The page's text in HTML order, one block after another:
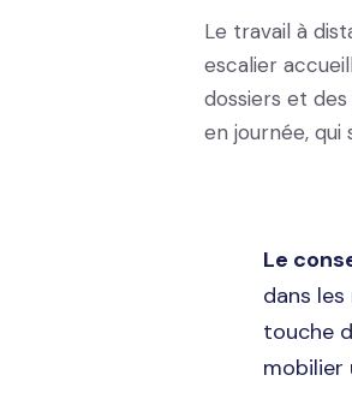
Le travail à
escalier
dossiers et
en journée, qui
Le
dans
touche
mobilier